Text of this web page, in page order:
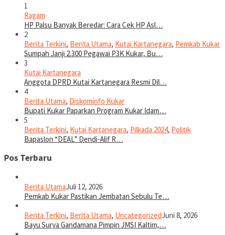
1
Ragam
HP Palsu Banyak Beredar: Cara Cek HP Asl…
2
Berita Terkini, Berita Utama, Kutai Kartanegara, Pemkab Kukar
Sumpah Janji 2.300 Pegawai P3K Kukar, Bu…
3
Kutai Kartanegara
Anggota DPRD Kutai Kartanegara Resmi Dil…
4
Berita Utama, Diskominfo Kukar
Bupati Kukar Paparkan Program Kukar Idam…
5
Berita Terkini, Kutai Kartanegara, Pilkada 2024, Politik
Bapaslon “DEAL” Dendi-Alif R…
Pos Terbaru
Berita UtamaJuli 12, 2026
Pemkab Kukar Pastikan Jembatan Sebulu Te…
Berita Terkini, Berita Utama, UncategorizedJuni 8, 2026
Bayu Surya Gandamana Pimpin JMSI Kaltim,…